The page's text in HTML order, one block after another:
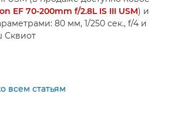
EF 70-200mm f/2.8L IS III USM) и
80 мм, 1/250 сек., f/4 и
Сквиот
всем статьям